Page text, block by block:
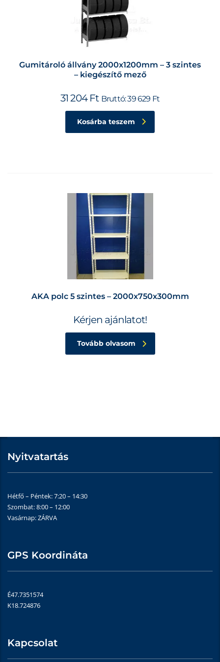
Gumitároló állvány 2000x1200mm – 3 szintes
– kiegészítő mező
31 204 Ft Bruttó:39 629 Ft
Kosárba teszem
AKA polc 5 szintes – 2000x750x300mm
Kérjen ajánlatot!
Tovább olvasom
Nyitvatartás
Hétfő – Péntek: 7:20 – 14:30
Szombat: 8:00 – 12:00
Vasárnap: ZÁRVA
GPS Koordináta
É47.7351574
K18.724876
Kapcsolat